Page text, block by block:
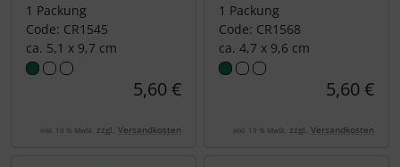
1 Packung
Code: CR1545
ca. 5,1 x 9,7 cm
5,60 €
inkl. 19 % MwSt. zzgl. Versandkosten
1 Packung
Code: CR1568
ca. 4,7 x 9,6 cm
5,60 €
inkl. 19 % MwSt. zzgl. Versandkosten